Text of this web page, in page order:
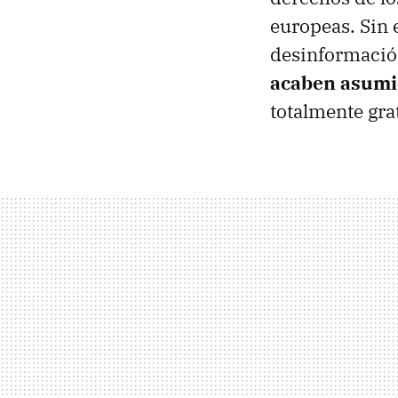
europeas. Sin
acaben
totalmente